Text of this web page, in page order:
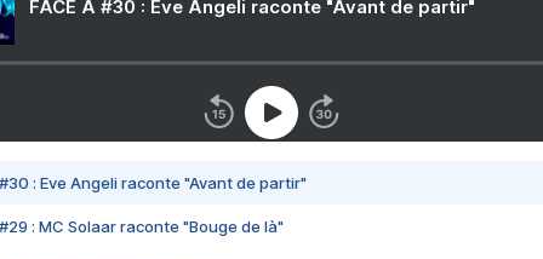
FACE A #30 : Eve Angeli raconte "Avant de partir"
#30 : Eve Angeli raconte "Avant de partir"
#29 : MC Solaar raconte "Bouge de là"